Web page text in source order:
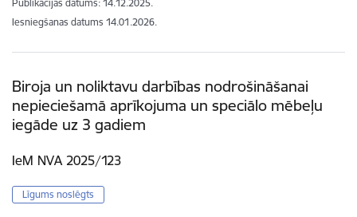
Publikācijas datums: 14.12.2025.
Iesniegšanas datums 14.01.2026.
Biroja un noliktavu darbības nodrošināšanai
nepieciešamā aprīkojuma un speciālo mēbeļu
iegāde uz 3 gadiem
IeM NVA 2025/123
Līgums noslēgts